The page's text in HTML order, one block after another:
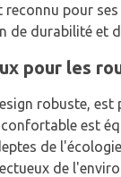
pour
durabilité et
pour les
robuste,
est
de
de